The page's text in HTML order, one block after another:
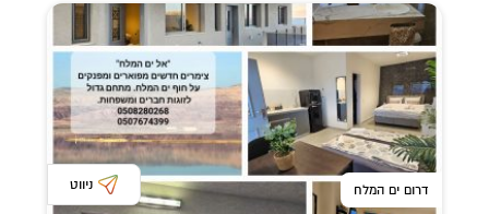
דרום ים המלח ניווט